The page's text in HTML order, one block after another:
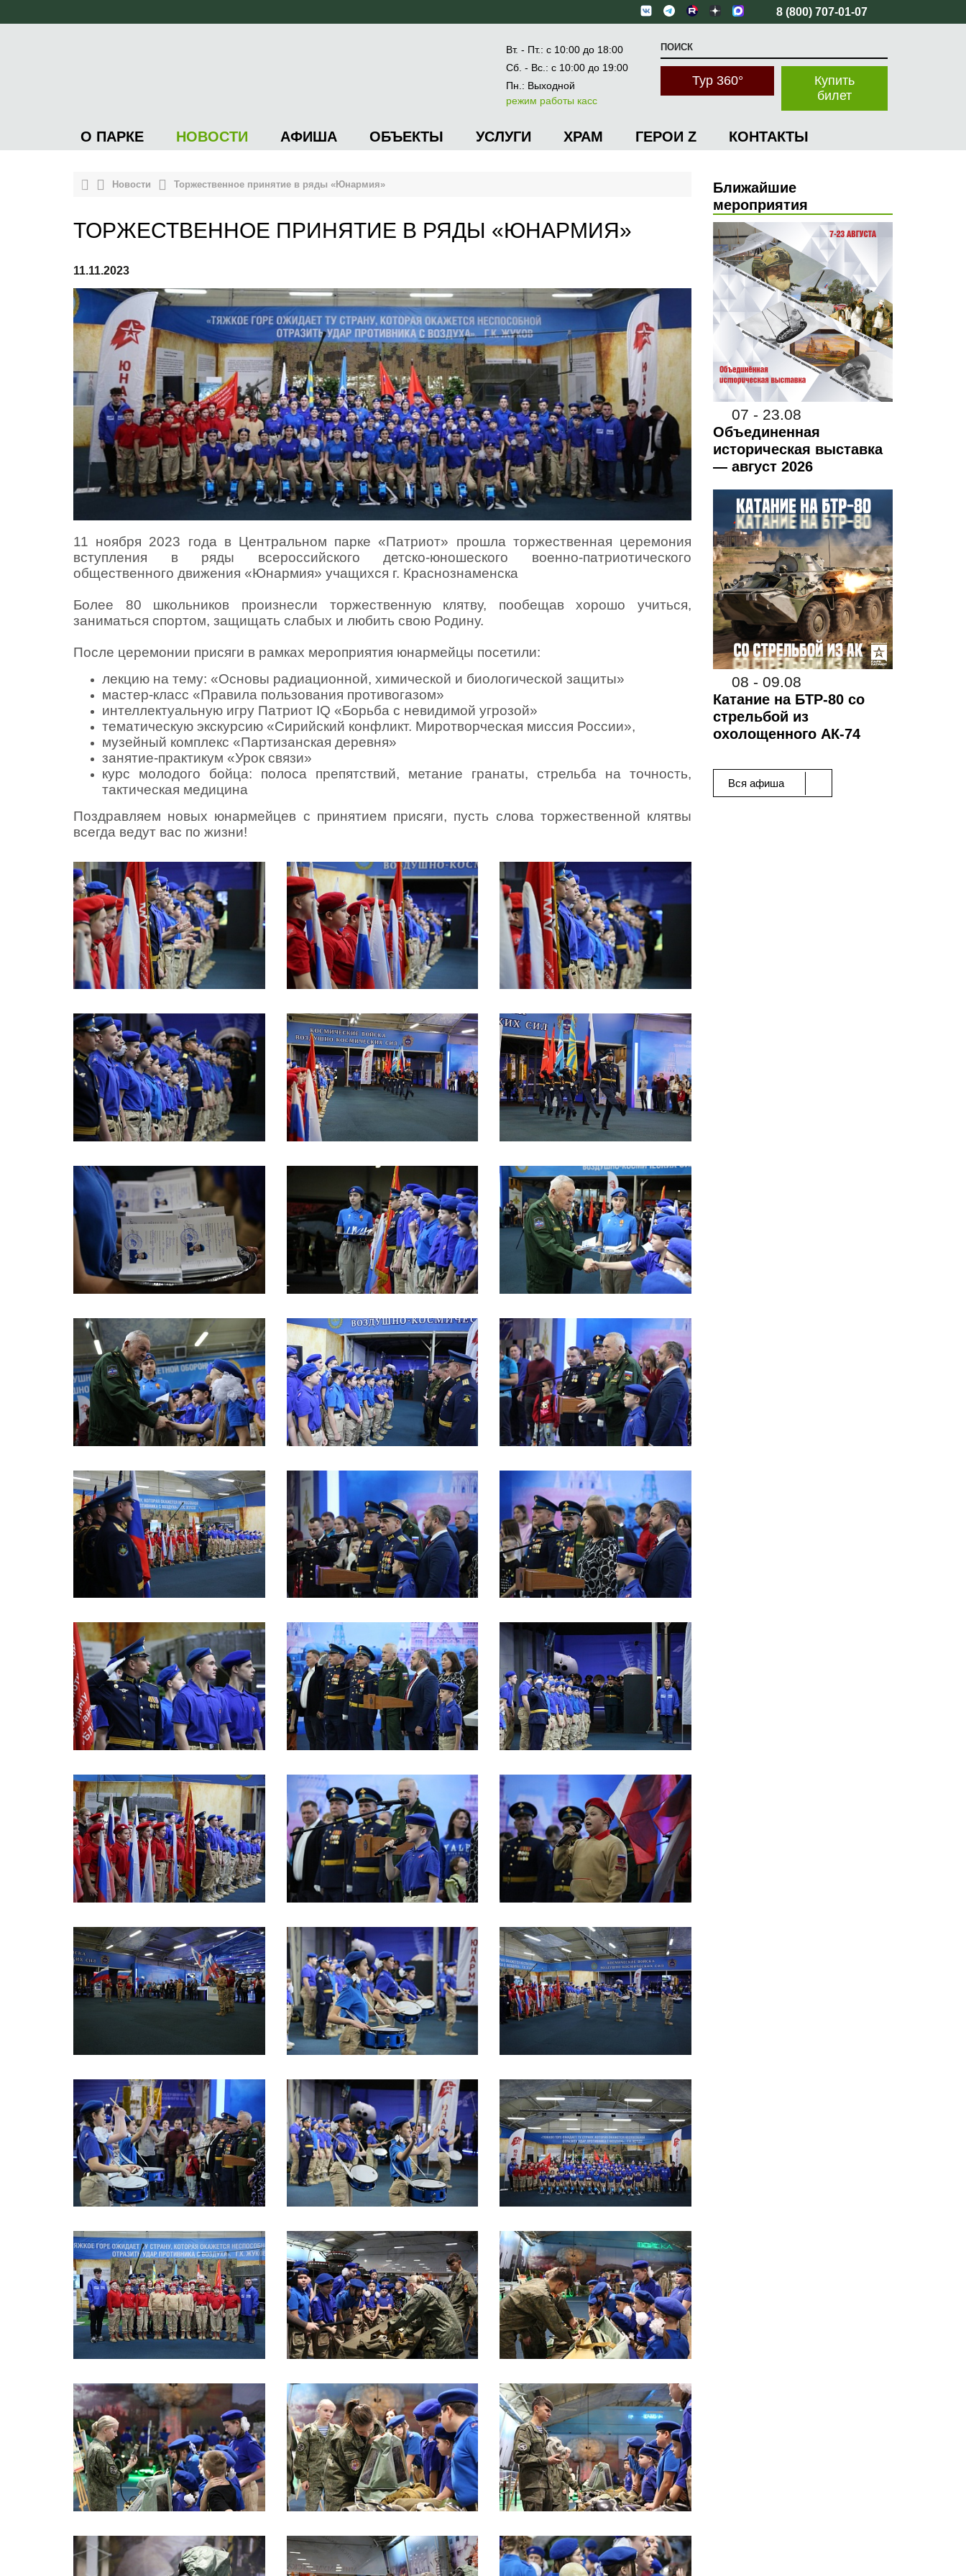
8 (800) 707-01-07
Вт. - Пт.: с 10:00 до 18:00
Сб. - Вс.: с 10:00 до 19:00
Пн.: Выходной
режим работы касс
Купить
билет
Тур 360°
О ПАРКЕ НОВОСТИ АФИША ОБЪЕКТЫ УСЛУГИ ХРАМ ГЕРОИ Z КОНТАКТЫ
Новости Торжественное принятие в ряды «Юнармия»
ТОРЖЕСТВЕННОЕ ПРИНЯТИЕ В РЯДЫ «ЮНАРМИЯ»
11.11.2023
11 ноября 2023 года в Центральном парке «Патриот» прошла торжественная церемония
вступления в ряды всероссийского детско-юношеского военно-патриотического
общественного движения «Юнармия» учащихся г. Краснознаменска
Более 80 школьников произнесли торжественную клятву, пообещав хорошо учиться,
заниматься спортом, защищать слабых и любить свою Родину.
После церемонии присяги в рамках мероприятия юнармейцы посетили:
лекцию на тему: «Основы радиационной, химической и биологической защиты»
мастер-класс «Правила пользования противогазом»
интеллектуальную игру Патриот IQ «Борьба с невидимой угрозой»
тематическую экскурсию «Сирийский конфликт. Миротворческая миссия России»,
музейный комплекс «Партизанская деревня»
занятие-практикум «Урок связи»
курс молодого бойца: полоса препятствий, метание гранаты, стрельба на точность,
тактическая медицина
Поздравляем новых юнармейцев с принятием присяги, пусть слова торжественной клятвы
всегда ведут вас по жизни!
Ближайшие
мероприятия
07 - 23.08
Объединенная
историческая выставка
— август 2026
08 - 09.08
Катание на БТР-80 со
стрельбой из
охолощенного АК-74
Вся афиша